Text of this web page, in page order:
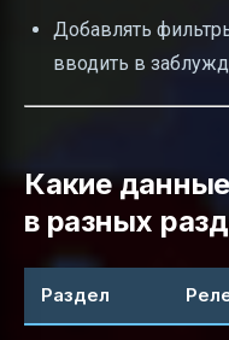
Добавлять
вводить в
Какие
в разных
Раздел